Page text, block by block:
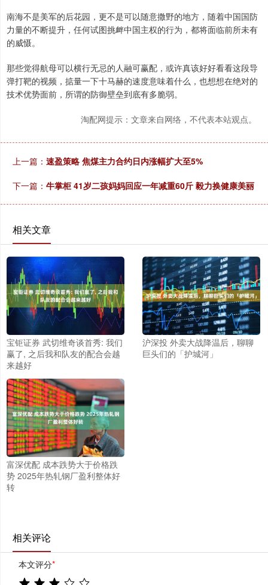
南海不是美军的后花园，更不是可以随意撒野的地方，随着中国国防
力量的不断提升，任何试图挑衅中国主权的行为，都将面临前所未有
的威慑。
那些觉得航母可以横行无忌的人融可赢配，或许真该好好看看这段导
弹打靶的视频，掂量一下十马赫的速度意味着什么，也想想在绝对的
技术优势面前，所谓的防御壁垒到底有多脆弱。
淘配网提示：文章来自网络，不代表本站观点。
上一篇： 速盈策略 焦煤主力合约日内涨幅扩大至5%
下一篇： 牛掌柜 41岁二孩妈妈回应一年减重60斤 毅力换健康美丽
相关文章
宝钜证券 武切维奇谈首秀: 我们
赢了, 之后我和队友的配合会越
来越好
沪深投 外卖大战降温后，聊聊
巨头们的「护城河」
富深优配 成本跌势大于价格跌
势 2025年热轧钢厂盈利整体好
转
相关评论
本文评分*